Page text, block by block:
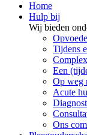
Home
Hulp bij
Wij bieden
Tijdens
Een
Op weg
Acute
Ons